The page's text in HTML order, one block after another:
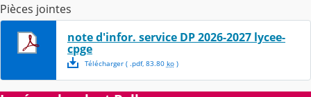
Pièces jointes
note d'infor. service DP 2026-2027 lycee-
cpge
Télécharger( .pdf, 83.80 ko)